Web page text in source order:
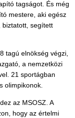
tagságot. És még
mestere, aki egész
biztatott, segített
tagú elnökség végzi,
a nemzetközi
21 sportágban
olimpikonok.
az MSOSZ. A
hogy az értelmi